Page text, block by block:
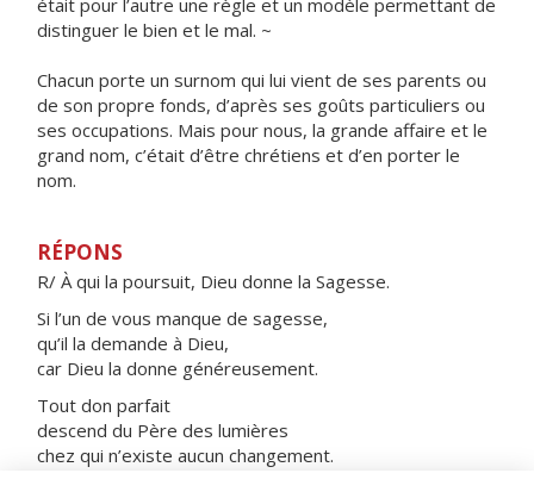
était pour l’autre une règle et un modèle permettant de
distinguer le bien et le mal. ~
Chacun porte un surnom qui lui vient de ses parents ou
de son propre fonds, d’après ses goûts particuliers ou
ses occupations. Mais pour nous, la grande affaire et le
grand nom, c’était d’être chrétiens et d’en porter le
nom.
RÉPONS
R/ À qui la poursuit, Dieu donne la Sagesse.
Si l’un de vous manque de sagesse,
qu’il la demande à Dieu,
car Dieu la donne généreusement.
Tout don parfait
descend du Père des lumières
chez qui n’existe aucun changement.